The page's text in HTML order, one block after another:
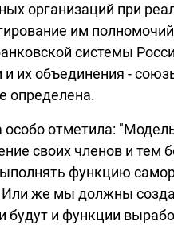
организаций при
им
системы
их объединения -
определена.
отметила:
своих членов и
функцию
же мы должны
и функции